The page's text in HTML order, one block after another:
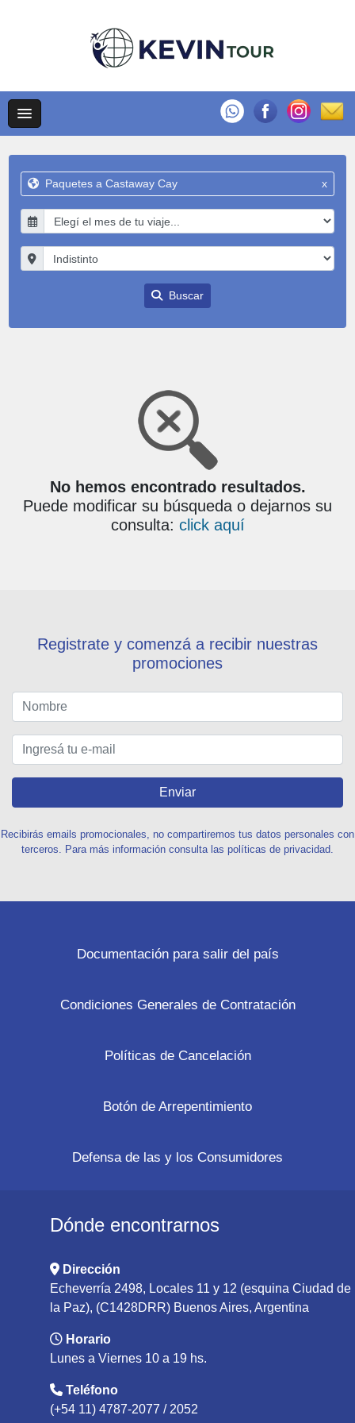
Paquetes a Castaway Cay x
Buscar
No hemos encontrado resultados.
Puede modificar su búsqueda o dejarnos su
consulta: click aquí
Registrate y comenzá a recibir nuestras
promociones
Enviar
Recibirás emails promocionales, no compartiremos tus datos personales con
terceros. Para más información consulta las políticas de privacidad.
Documentación para salir del país
Condiciones Generales de Contratación
Políticas de Cancelación
Botón de Arrepentimiento
Defensa de las y los Consumidores
Dónde encontrarnos
Dirección
Echeverría 2498, Locales 11 y 12 (esquina Ciudad de
la Paz), (C1428DRR) Buenos Aires, Argentina
Horario
Lunes a Viernes 10 a 19 hs.
Teléfono
(+54 11) 4787-2077 / 2052